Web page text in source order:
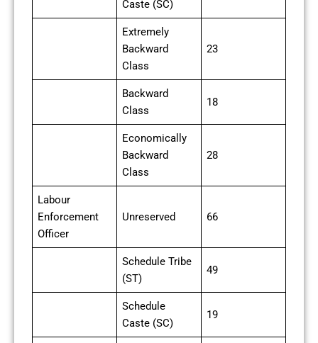
Caste (SC)
Extremely
Backward
Class
23
Backward
Class
18
Economically
Backward
Class
28
Labour
Enforcement
Officer
Unreserved 66
Schedule Tribe
(ST)
49
Schedule
Caste (SC)
19